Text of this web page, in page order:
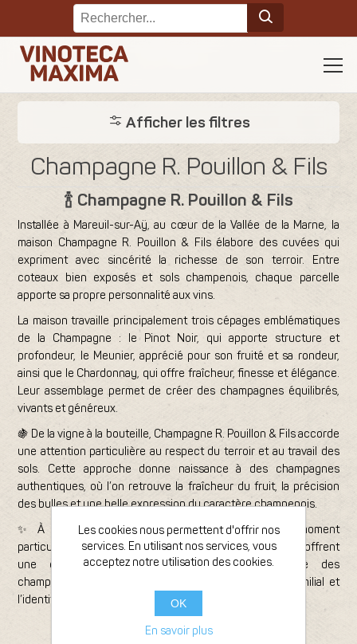
Afficher les filtres
Champagne R. Pouillon & Fils
🍾 Champagne R. Pouillon & Fils
Installée à Mareuil-sur-Aÿ, au cœur de la Vallée de la Marne, la
maison Champagne R. Pouillon & Fils élabore des cuvées qui
expriment avec sincérité la richesse de son terroir. Entre
coteaux bien exposés et sols champenois, chaque parcelle
apporte sa propre personnalité aux vins.
La maison travaille principalement trois cépages emblématiques
de la Champagne : le Pinot Noir, qui apporte structure et
profondeur, le Meunier, apprécié pour son fruité et sa rondeur,
ainsi que le Chardonnay, qui offre fraîcheur, finesse et élégance.
Leur assemblage permet de créer des champagnes équilibrés,
vivants et généreux.
🍇 De la vigne à la bouteille, Champagne R. Pouillon & Fils accorde
une attention particulière au respect du terroir et au travail des
sols. Cette approche donne naissance à des champagnes
authentiques, où l’on retrouve la fraîcheur du fruit, la précision
des bulles et une belle expression du caractère champenois.
✨ À l’apéritif, lors d’un repas ou pour célébrer un moment
particulier, les cuvées de Champagne R. Pouillon & Fils offrent
une expérience raffinée et accessible. Découvre des
champagnes de caractère, portés par le savoir-faire familial et
l’identité unique de la Vallée de la Marne.
Les cookies nous permettent d'offrir nos
services. En utilisant nos services, vous
acceptez notre utilisation des cookies.
OK
En savoir plus